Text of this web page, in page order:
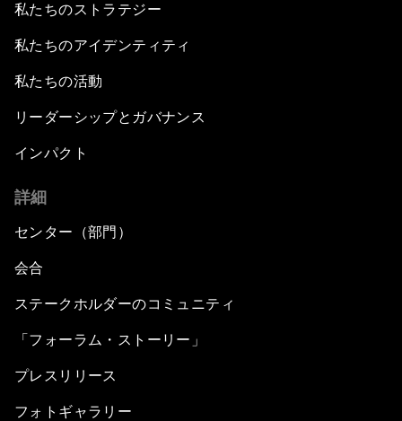
私たちのストラテジー
私たちのアイデンティティ
私たちの活動
リーダーシップとガバナンス
インパクト
詳細
センター（部門）
会合
ステークホルダーのコミュニティ
「フォーラム・ストーリー」
プレスリリース
フォトギャラリー